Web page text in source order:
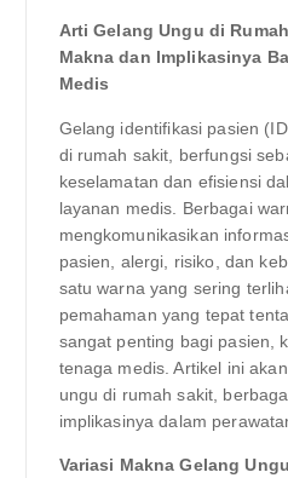
Arti Gelang Ungu di
Makna dan Implikasinya
Medis
Gelang identifikasi pasien
di rumah sakit, berfungsi
keselamatan dan efisiensi
layanan medis. Berbagai
mengkomunikasikan
pasien, alergi, risiko, dan
satu warna yang sering
pemahaman yang tepat
sangat penting bagi pasien,
tenaga medis. Artikel ini
ungu di rumah sakit,
implikasinya dalam
Variasi Makna Gelang